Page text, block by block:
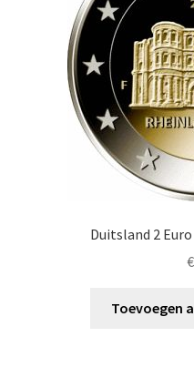
Duitsland 2 Euro
€
Toevoegen